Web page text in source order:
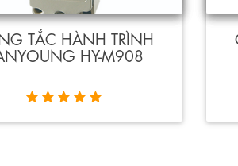
TẮC HÀNH TRÌNH
HY-M908